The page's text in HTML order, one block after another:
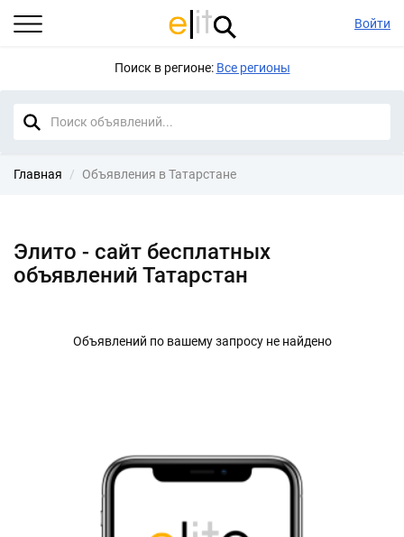
Поиск в регионе: Все регионы
Войти
Главная Объявления в Татарстане
Элито - сайт бесплатных
объявлений Татарстан
Объявлений по вашему запросу не найдено